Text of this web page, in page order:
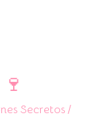
Secretos/